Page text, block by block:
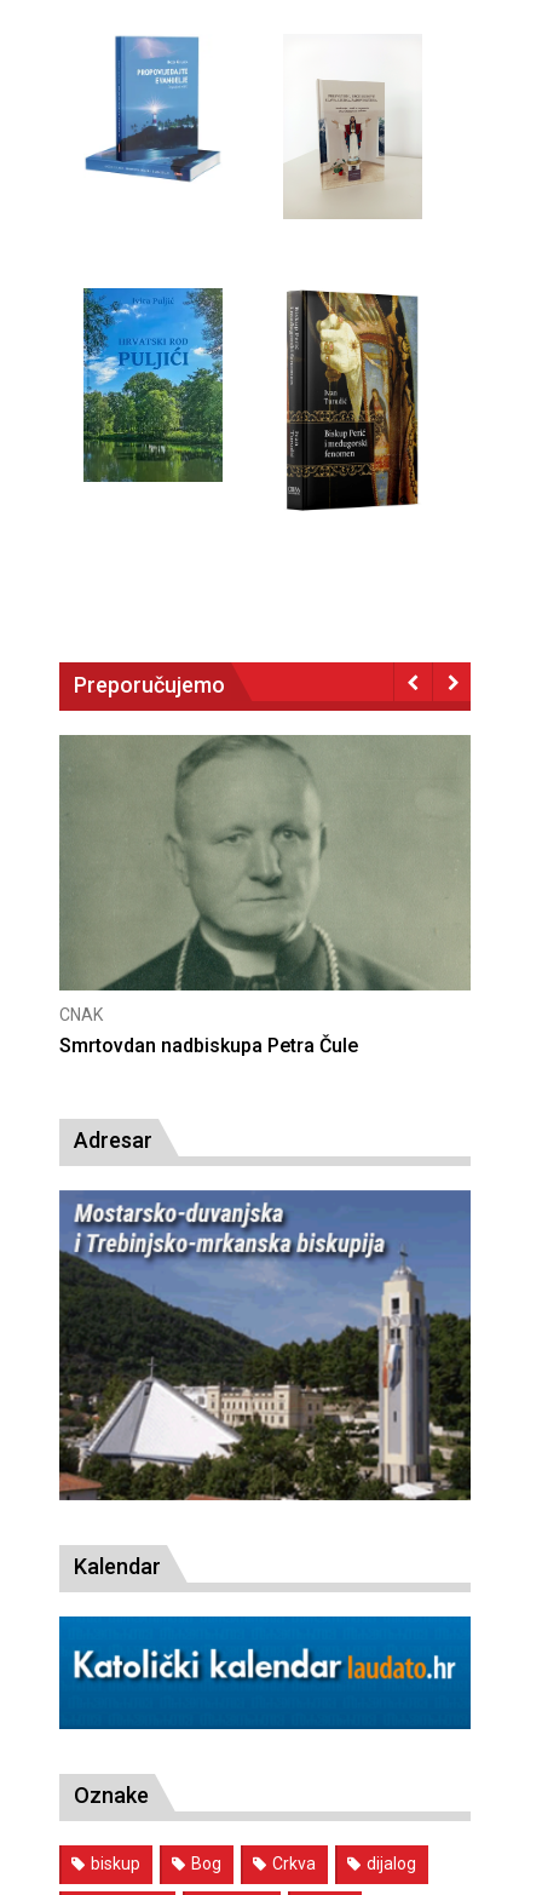
Preporučujemo
CNAK
Deseta obljetnica poništenja komunističke
Adresar
Kalendar
Oznake
biskup Bog Crkva dijalog